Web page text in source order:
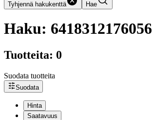
Tyhjennä hakukenttä Hae
Haku: 6418312176056
Tuotteita: 0
Suodata tuotteita
Suodata
Hinta
Saatavuus